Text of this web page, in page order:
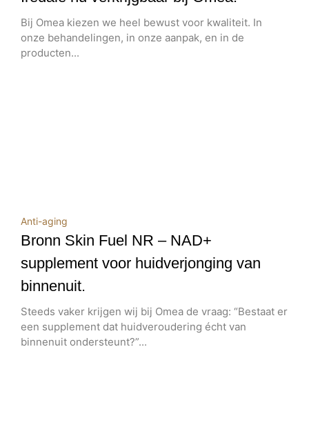
Bij Omea kiezen we heel bewust voor kwaliteit. In
onze behandelingen, in onze aanpak, en in de
producten...
Anti-aging
Bronn Skin Fuel NR – NAD+
supplement voor huidverjonging van
binnenuit.
Steeds vaker krijgen wij bij Omea de vraag: “Bestaat er
een supplement dat huidveroudering écht van
binnenuit ondersteunt?”...